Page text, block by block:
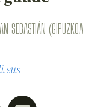
SEBASTIÁN (GIPUZKOA